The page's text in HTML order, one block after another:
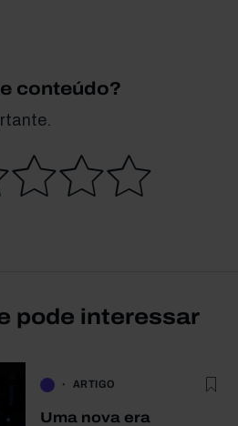
conteúdo?
pode interessar
ARTIGO
Uma nova era